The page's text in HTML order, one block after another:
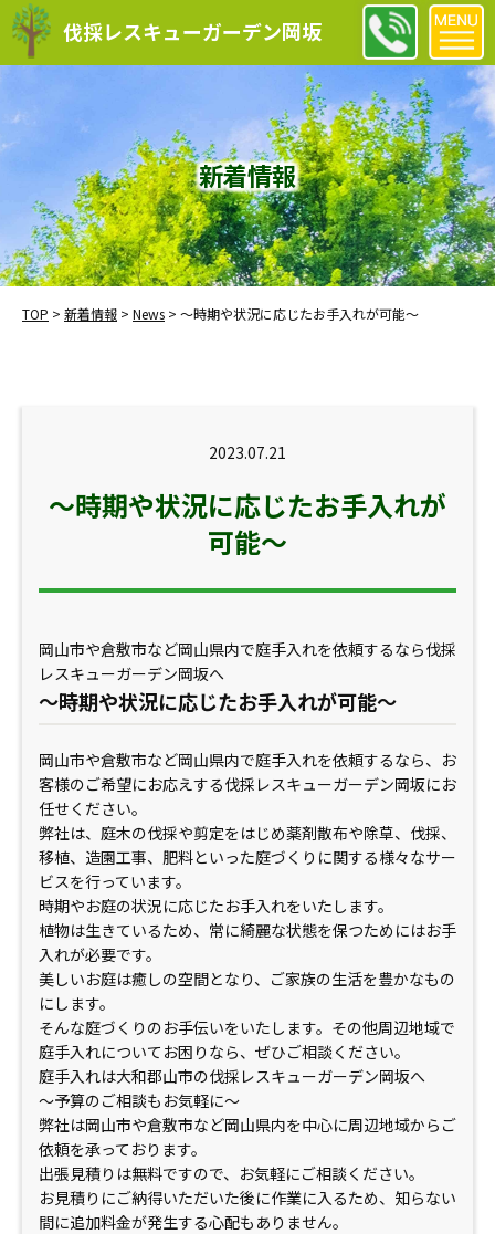
伐採レスキューガーデン岡坂
新着情報
TOP > 新着情報 > News > ～時期や状況に応じたお手入れが可能〜
2023.07.21
～時期や状況に応じたお手入れが
可能〜
岡山市や倉敷市など岡山県内で庭手入れを依頼するなら伐採
レスキューガーデン岡坂へ
～時期や状況に応じたお手入れが可能～
岡山市や倉敷市など岡山県内で庭手入れを依頼するなら、お
客様のご希望にお応えする伐採レスキューガーデン岡坂にお
任せください。
弊社は、庭木の伐採や剪定をはじめ薬剤散布や除草、伐採、
移植、造園工事、肥料といった庭づくりに関する様々なサー
ビスを行っています。
時期やお庭の状況に応じたお手入れをいたします。
植物は生きているため、常に綺麗な状態を保つためにはお手
入れが必要です。
美しいお庭は癒しの空間となり、ご家族の生活を豊かなもの
にします。
そんな庭づくりのお手伝いをいたします。その他周辺地域で
庭手入れについてお困りなら、ぜひご相談ください。
庭手入れは大和郡山市の伐採レスキューガーデン岡坂へ
～予算のご相談もお気軽に～
弊社は岡山市や倉敷市など岡山県内を中心に周辺地域からご
依頼を承っております。
出張見積りは無料ですので、お気軽にご相談ください。
お見積りにご納得いただいた後に作業に入るため、知らない
間に追加料金が発生する心配もありません。